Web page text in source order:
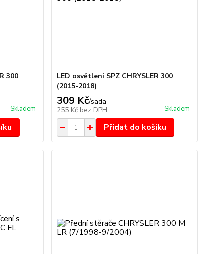
300
Skladem
LED osvětlení SPZ CHRYSLER 300
(2015-2018)
309 Kč/sada
255 Kč bez DPH Skladem
Přidat do košíku